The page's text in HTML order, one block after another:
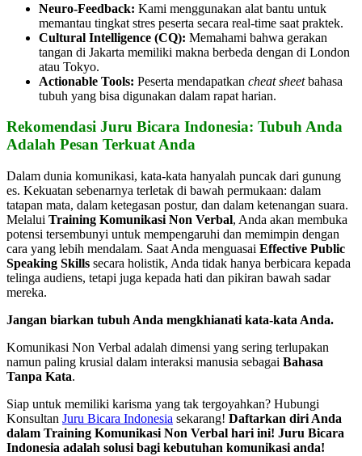
Neuro-Feedback: Kami menggunakan alat bantu untuk
memantau tingkat stres peserta secara real-time saat praktek.
Cultural Intelligence (CQ): Memahami bahwa gerakan
tangan di Jakarta memiliki makna berbeda dengan di London
atau Tokyo.
Actionable Tools: Peserta mendapatkan cheat sheetbahasa
tubuh yang bisa digunakan dalam rapat harian.
Rekomendasi Juru Bicara Indonesia: Tubuh Anda
Adalah Pesan Terkuat Anda
Dalam dunia komunikasi, kata-kata hanyalah puncak dari gunung
es. Kekuatan sebenarnya terletak di bawah permukaan: dalam
tatapan mata, dalam ketegasan postur, dan dalam ketenangan suara.
Melalui Training Komunikasi Non Verbal, Anda akan membuka
potensi tersembunyi untuk mempengaruhi dan memimpin dengan
cara yang lebih mendalam. Saat Anda menguasai Effective Public
Speaking Skills secara holistik, Anda tidak hanya berbicara kepada
telinga audiens, tetapi juga kepada hati dan pikiran bawah sadar
mereka.
Jangan biarkan tubuh Anda mengkhianati kata-kata Anda.
Komunikasi Non Verbal adalah dimensi yang sering terlupakan
namun paling krusial dalam interaksi manusia sebagai Bahasa
Tanpa Kata.
Siap untuk memiliki karisma yang tak tergoyahkan? Hubungi
Konsultan Juru Bicara Indonesia sekarang! Daftarkan diri Anda
dalam Training Komunikasi Non Verbal hari ini! Juru Bicara
Indonesia adalah solusi bagi kebutuhan komunikasi anda!